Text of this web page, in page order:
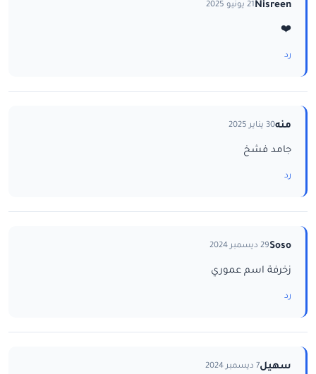
Nisreen21 يونيو 2025
❤️
رد
منه30 يناير 2025
جامد فشخ
رد
Soso29 ديسمبر 2024
زخرفة اسم عموري
رد
سهيل7 ديسمبر 2024